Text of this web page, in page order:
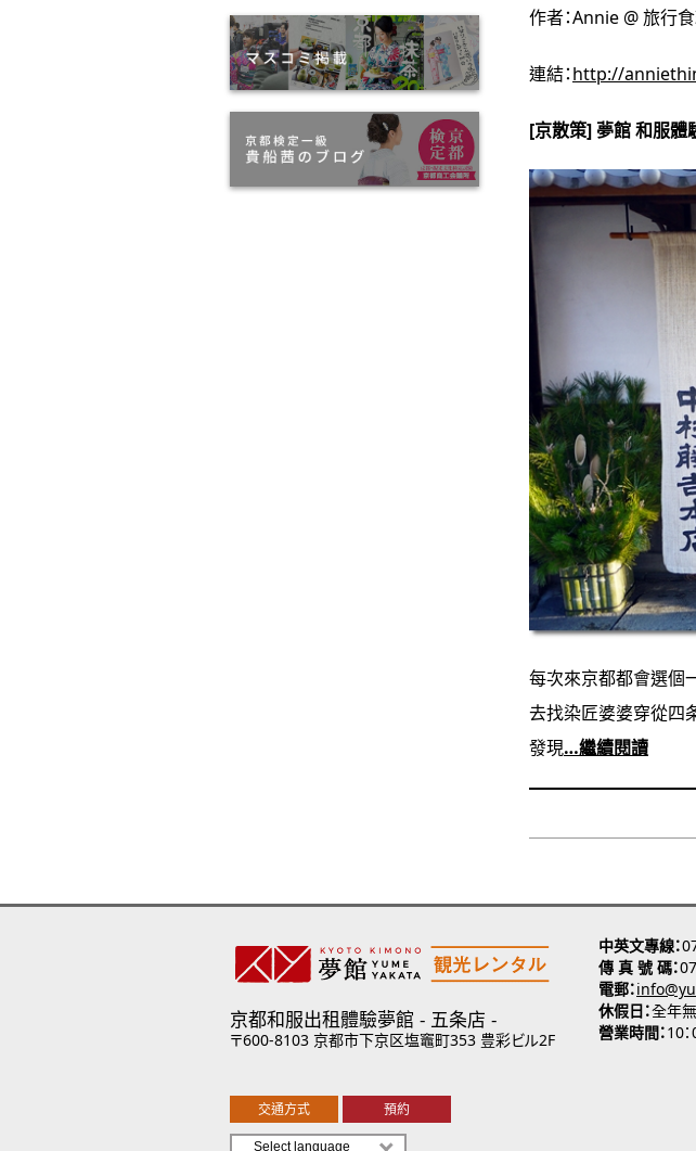
作者：Annie @ 旅行
連結：http://
[京散策] 夢館 和服體
每次來京都都會選個
去找染匠婆婆穿從四
發現…繼續閱讀
中英文專線
傳 真 號 碼
電郵
休假日 全年
營業時間 10
京都和服出租體驗夢館 五条店
〒600-8103 京都市下京区塩竈町353 豊彩ビル2F
交通方式 預約